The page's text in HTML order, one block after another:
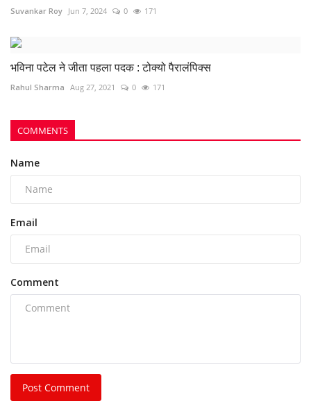
Suvankar Roy Jun 7, 2024 0 171
भविना पटेल ने जीता पहला पदक : टोक्यो पैरालंपिक्स
Rahul Sharma Aug 27, 2021 0 171
COMMENTS
Name
Email
Comment
Post Comment